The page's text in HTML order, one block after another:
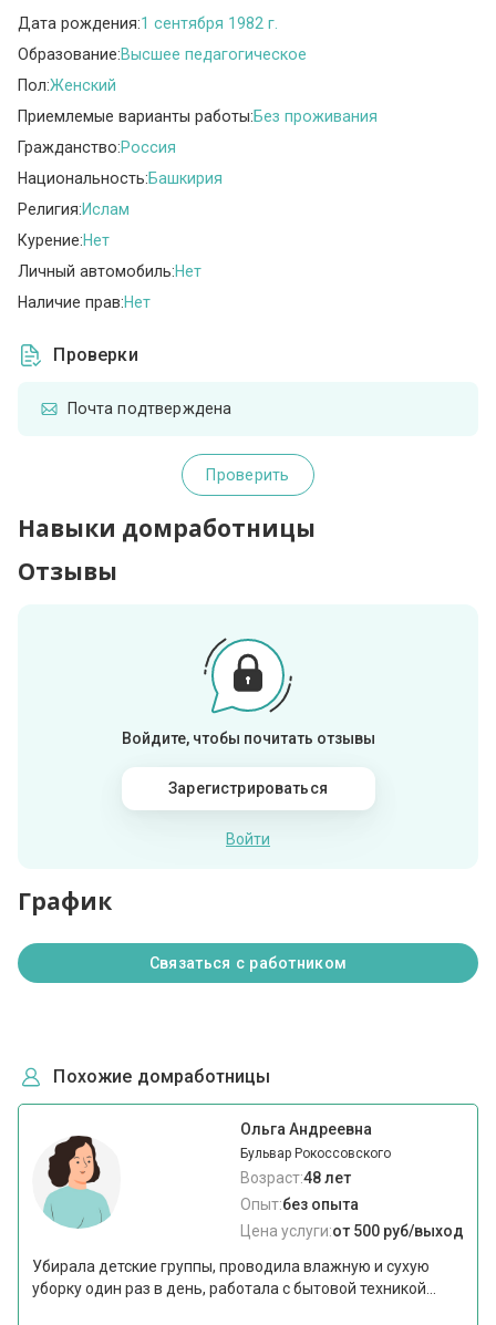
Дата рождения:1 сентября 1982 г.
Образование:Высшее педагогическое
Пол:Женский
Приемлемые варианты работы:Без проживания
Гражданство:Россия
Национальность:Башкирия
Религия:Ислам
Курение:Нет
Личный автомобиль:Нет
Наличие прав:Нет
Проверки
Почта подтверждена
Проверить
Навыки домработницы
Отзывы
Войдите, чтобы почитать отзывы
Зарегистрироваться
Войти
График
Связаться с работником
Похожие домработницы
Ольга Андреевна
Бульвар Рокоссовского
Возраст:48 лет
Опыт:без опыта
Цена услуги:от 500 руб/выход
Убирала детские группы, проводила влажную и сухую
уборку один раз в день, работала с бытовой техникой...